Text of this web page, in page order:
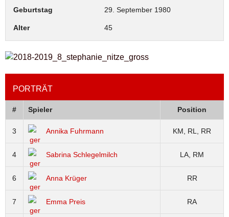
Geburtstag 29. September 1980
Alter 45
PORTRÄT
# Spieler Position
3 Annika Fuhrmann KM, RL, RR
4 Sabrina Schlegelmilch LA, RM
6 Anna Krüger RR
7 Emma Preis RA